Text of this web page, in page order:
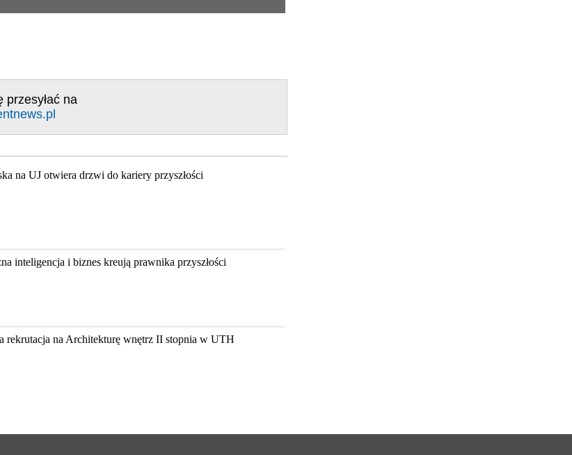
przesyłać na
na UJ otwiera drzwi do kariery przyszłości
inteligencja i biznes kreują prawnika przyszłości
rekrutacja na Architekturę wnętrz II stopnia w UTH